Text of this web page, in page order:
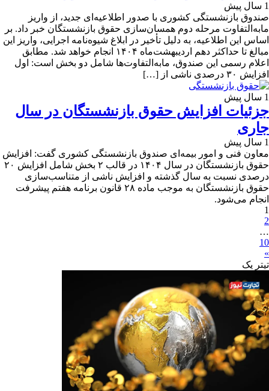
1 سال پیش
صندوق بازنشستگی کشوری با صدور اطلاعیه‌ای جدید، از واریز
مابه‌التفاوت مرحله دوم همسان‌سازی حقوق بازنشستگان خبر داد. بر
اساس این اطلاعیه، به دلیل تأخیر در ابلاغ شیوه‌نامه اجرایی، واریز این
مبالغ تا حداکثر دهم اردیبهشت‌ماه ۱۴۰۴ انجام خواهد شد. مطابق
اعلام رسمی این صندوق، مابه‌التفاوت‌ها شامل دو بخش است: اول
افزایش ۳۰ درصدی ناشی از […]
1 سال پیش
جزئیات افزایش حقوق بازنشستگان در سال
جاری
1 سال پیش
معاون فنی و امور بیمه‌ای صندوق بازنشستگی کشوری گفت: افزایش
حقوق بازنشستگان در سال ۱۴۰۴ در قالب ۲ بخش شامل افزایش ۲۰
درصدی نسبت به سال گذشته و افزایش ناشی از متناسب‌سازی
حقوق بازنشستگان به موجب ماده ۲۸ قانون برنامه هفتم پیشرفت
انجام می‌شود.
1
2
…
10
»
تیترِ یک